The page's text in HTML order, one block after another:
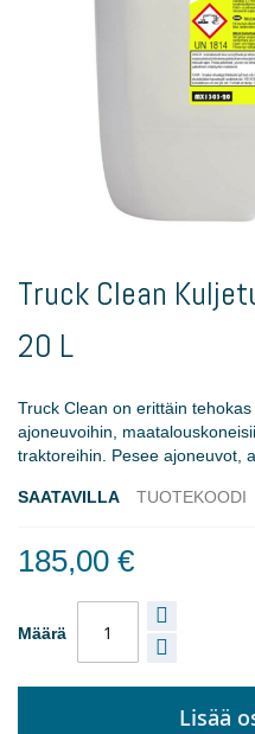
the
of
the
gallery
Truck Clean
20 L
Truck Clean on erittäin
ajoneuvoihin,
traktoreihin. Pesee ajoneuvot,
SAATAVILLA TUOTEKOODI
185,00 €
Määrä
Lisää